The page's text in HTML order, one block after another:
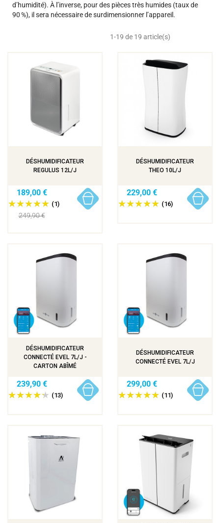
d’humidité). À l’inverse, pour des pièces très humides (taux de
90 %), il sera nécessaire de surdimensionner l’appareil.
1-19 de 19 article(s)
DÉSHUMIDIFICATEUR
REGULUS 12L/J
249,90 €
(1)
189,00 €
DÉSHUMIDIFICATEUR
THEO 10L/J
(16)
229,00 €
DÉSHUMIDIFICATEUR
CONNECTÉ EVEL 7L/J -
CARTON ABÎMÉ
(13)
239,90 €
DÉSHUMIDIFICATEUR
CONNECTÉ EVEL 7L/J
(11)
299,00 €